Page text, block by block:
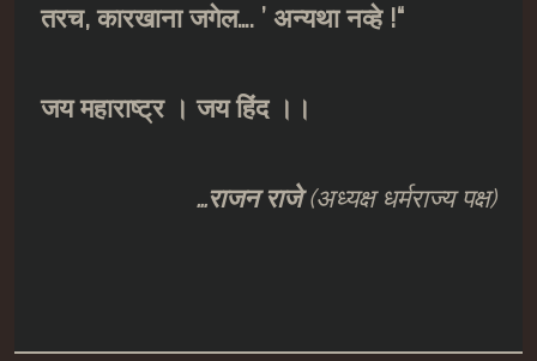
तरच,कारखाना जगेल…. ’ अन्यथा नव्हे !“
जय महाराष्ट्र । जय हिंद ।।
…राजन राजे(अध्यक्ष धर्मराज्य पक्ष)